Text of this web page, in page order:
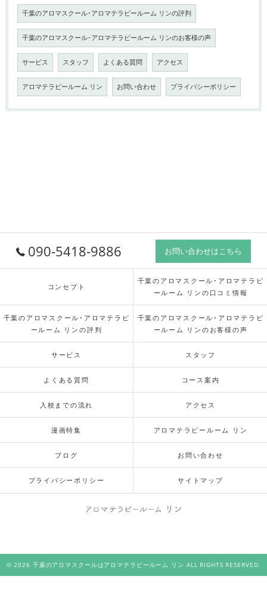
千葉のアロマスクール･アロマテラピールーム リンの評判
千葉のアロマスクール･アロマテラピールーム リンのお客様の声
サービス スタッフ よくある質問 アクセス
アロマテラピールーム リン お問い合わせ プライバシーポリシー
090-5418-9886 お問い合わせはこちら
コンセプト
千葉のアロマスクール･アロマテラピ
ールーム リンの口コミ情報
千葉のアロマスクール･アロマテラピ
ールーム リンの評判
千葉のアロマスクール･アロマテラピ
ールーム リンのお客様の声
サービス スタッフ
よくある質問 コース案内
入校までの流れ アクセス
漫画特集 アロマテラピールーム リン
ブログ お問い合わせ
プライバシーポリシー サイトマップ
© 2026 千葉のアロマスクールはアロマテラピールーム リン ALL RIGHTS RESERVED.